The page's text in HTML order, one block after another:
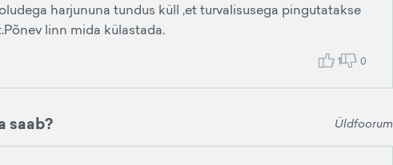
harjununa tundus küll ,et turvalisusega pingutatakse
linn mida külastada.
1 0
saab? Üldfoorum